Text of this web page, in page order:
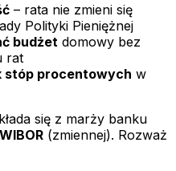
– rata nie zmieni się
Polityki Pieniężnej
budżet domowy bez
rat
stóp procentowych w
się z marży banku
WIBOR (zmiennej). Rozważ